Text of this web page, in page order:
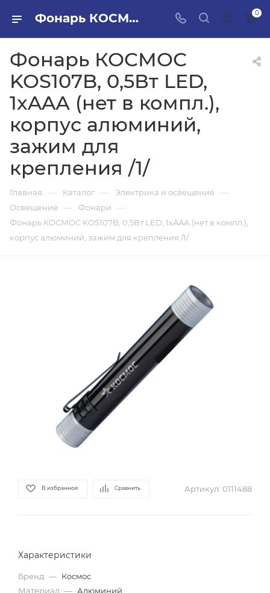
Фонарь КОСМОС KOS107B, 0,5Вт LED, 1xAAА (нет в компл.), корпус алюминий, зажим для крепления /1/ в ПИЛОН — купить стройматериалы в интернет-магазине ПИЛОН с доставкой оптом и в розницу 0
Фонарь КОСМОС
KOS107B, 0,5Вт LED,
1xAAА (нет в компл.),
корпус алюминий,
зажим для
крепления /1/
Главная — Каталог — Электрика и освещение —
Освещение — Фонари —
Фонарь КОСМОС KOS107B, 0,5Вт LED, 1xAAА (нет в компл.),
корпус алюминий, зажим для крепления /1/
В избранное Сравнить Артикул: 0111488
Характеристики
Бренд — Космос
Материал — Алюминий